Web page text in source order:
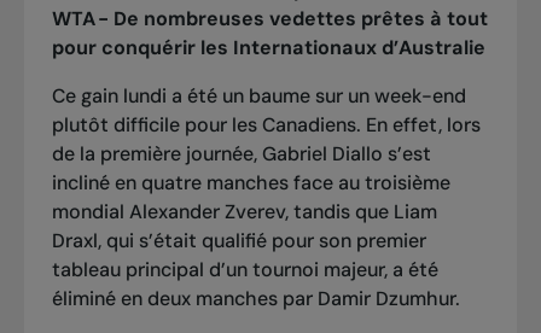
WTA - De nombreuses vedettes prêtes à tout
pour conquérir les Internationaux d’Australie
Ce gain lundi a été un baume sur un week-end
plutôt difficile pour les Canadiens. En effet, lors
de la première journée, Gabriel Diallo s’est
incliné en quatre manches face au troisième
mondial Alexander Zverev, tandis que Liam
Draxl, qui s’était qualifié pour son premier
tableau principal d’un tournoi majeur, a été
éliminé en deux manches par Damir Dzumhur.